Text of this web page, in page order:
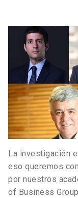
La investigación
eso queremos
por nuestros
of Business